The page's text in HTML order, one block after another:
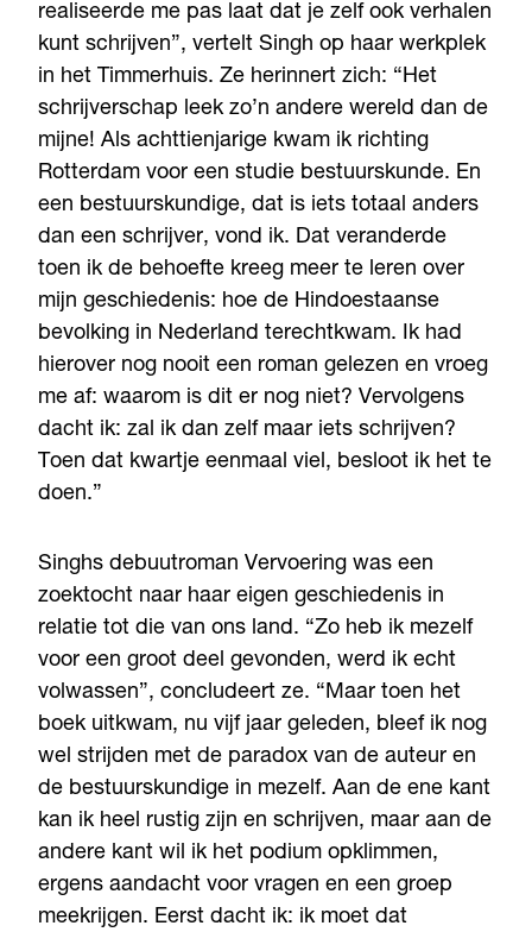
realiseerde me pas laat dat je zelf ook verhalen
kunt schrijven”, vertelt Singh op haar werkplek
in het Timmerhuis. Ze herinnert zich: “Het
schrijverschap leek zo’n andere wereld dan de
mijne! Als achttienjarige kwam ik richting
Rotterdam voor een studie bestuurskunde. En
een bestuurskundige, dat is iets totaal anders
dan een schrijver, vond ik. Dat veranderde
toen ik de behoefte kreeg meer te leren over
mijn geschiedenis: hoe de Hindoestaanse
bevolking in Nederland terechtkwam. Ik had
hierover nog nooit een roman gelezen en vroeg
me af: waarom is dit er nog niet? Vervolgens
dacht ik: zal ik dan zelf maar iets schrijven?
Toen dat kwartje eenmaal viel, besloot ik het te
doen.”
Singhs debuutroman Vervoering was een
zoektocht naar haar eigen geschiedenis in
relatie tot die van ons land. “Zo heb ik mezelf
voor een groot deel gevonden, werd ik echt
volwassen”, concludeert ze. “Maar toen het
boek uitkwam, nu vijf jaar geleden, bleef ik nog
wel strijden met de paradox van de auteur en
de bestuurskundige in mezelf. Aan de ene kant
kan ik heel rustig zijn en schrijven, maar aan de
andere kant wil ik het podium opklimmen,
ergens aandacht voor vragen en een groep
meekrijgen. Eerst dacht ik: ik moet dat